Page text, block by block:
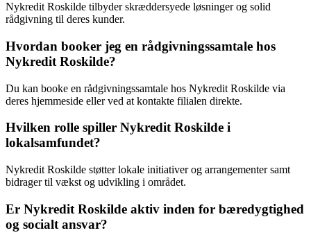
Nykredit Roskilde tilbyder skræddersyede løsninger og solid
rådgivning til deres kunder.
Hvordan booker jeg en rådgivningssamtale hos
Nykredit Roskilde?
Du kan booke en rådgivningssamtale hos Nykredit Roskilde via
deres hjemmeside eller ved at kontakte filialen direkte.
Hvilken rolle spiller Nykredit Roskilde i
lokalsamfundet?
Nykredit Roskilde støtter lokale initiativer og arrangementer samt
bidrager til vækst og udvikling i området.
Er Nykredit Roskilde aktiv inden for bæredygtighed
og socialt ansvar?